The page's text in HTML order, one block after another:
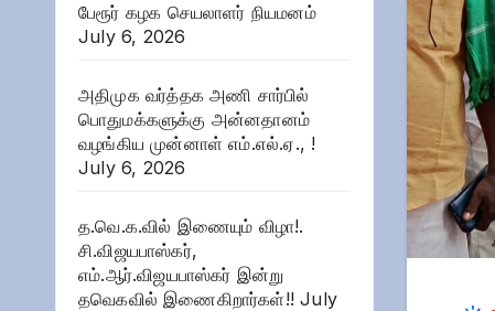
பேரூர் கழக செயலாளர் நியமனம்
July 6, 2026
அதிமுக வர்த்தக அணி சார்பில்
பொதுமக்களுக்கு அன்னதானம்
வழங்கிய முன்னாள் எம்.எல்.ஏ., !
July 6, 2026
த.வெ.க.வில் இணையும் விழா!.
சி.விஜயபாஸ்கர்,
எம்.ஆர்.விஜயபாஸ்கர் இன்று
தவெகவில் இணைகிறார்கள்!! July